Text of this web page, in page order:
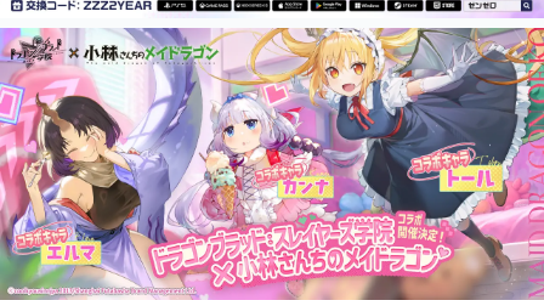
ピックアップ
電ファミのいま読まれている記事ランキング
アプリセール情報
インタビュー
連載・特集一覧